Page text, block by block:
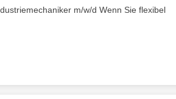
m/w/d Wenn Sie flexibel